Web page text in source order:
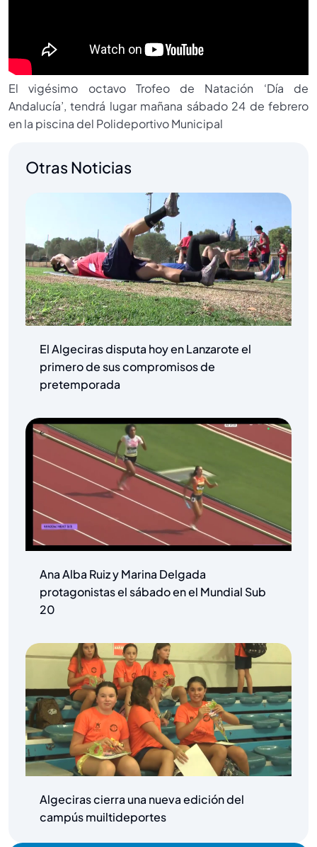
El vigésimo octavo Trofeo de Natación ‘Día de
Andalucía’, tendrá lugar mañana sábado 24 de febrero
en la piscina del Polideportivo Municipal
Otras Noticias
El Algeciras disputa hoy en Lanzarote el
primero de sus compromisos de
pretemporada
Ana Alba Ruiz y Marina Delgada
protagonistas el sábado en el Mundial Sub
20
Algeciras cierra una nueva edición del
campús muiltideportes